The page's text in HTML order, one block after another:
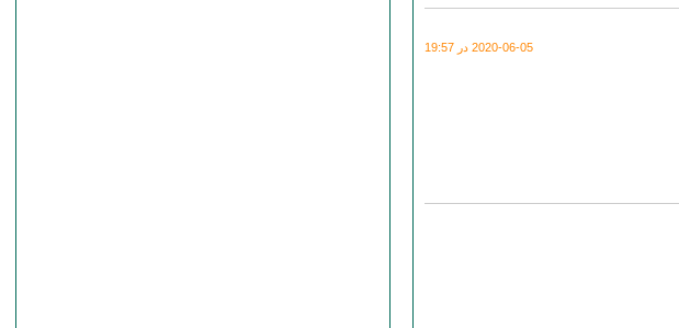
2020-06-05 در 19:57